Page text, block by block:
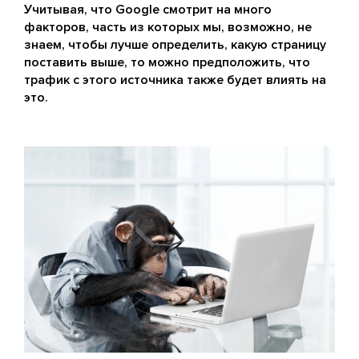
Учитывая, что Google смотрит на много
факторов, часть из которых мы, возможно, не
знаем, чтобы лучше определить, какую страницу
поставить выше, то можно предположить, что
трафик с этого источника также будет влиять на
это.